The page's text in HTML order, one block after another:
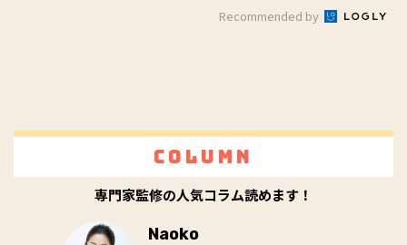
Recommended by
Column
専門家監修の人気コラム読めます！
Naoko